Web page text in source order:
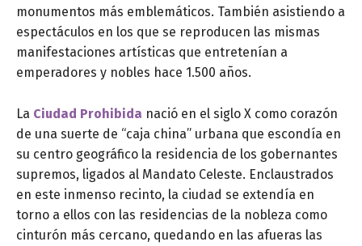
monumentos más emblemáticos. También asistiendo a
espectáculos en los que se reproducen las mismas
manifestaciones artísticas que entretenían a
emperadores y nobles hace 1.500 años.
La Ciudad Prohibida nació en el siglo X como corazón
de una suerte de “caja china” urbana que escondía en
su centro geográfico la residencia de los gobernantes
supremos, ligados al Mandato Celeste. Enclaustrados
en este inmenso recinto, la ciudad se extendía en
torno a ellos con las residencias de la nobleza como
cinturón más cercano, quedando en las afueras las